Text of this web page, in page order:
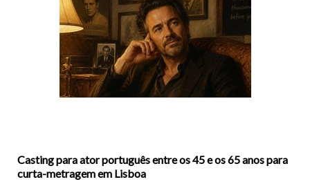
Casting para ator português entre os 45 e os 65 anos para
curta-metragem em Lisboa